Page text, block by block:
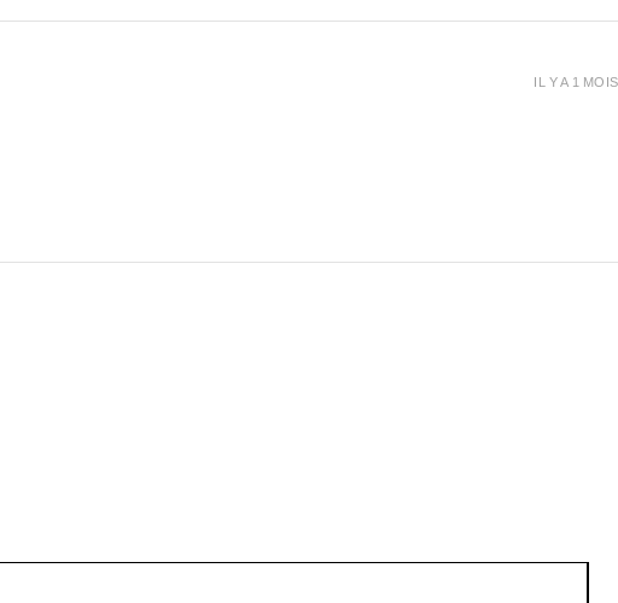
IL Y A 1 MOIS